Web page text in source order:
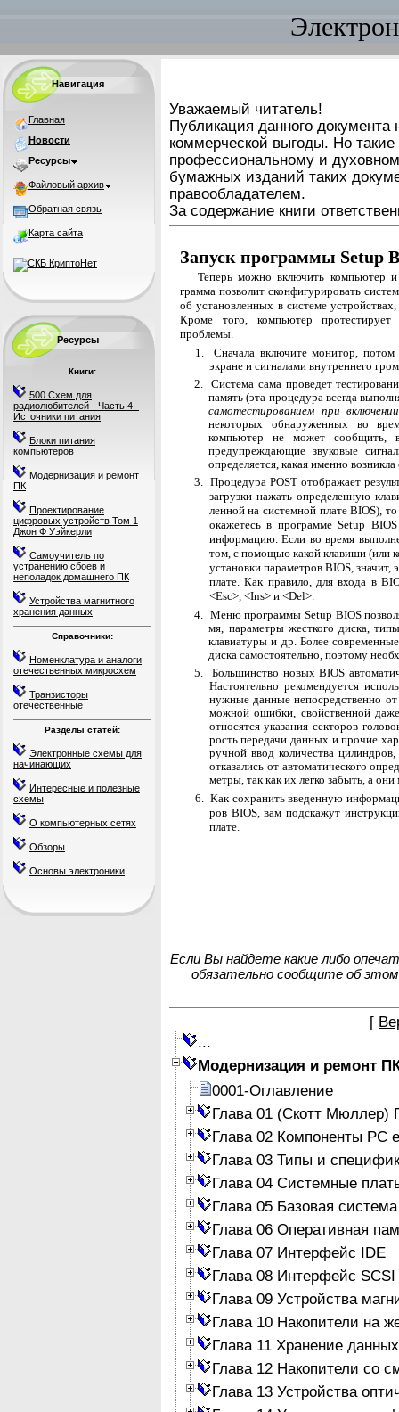
Навигация
Главная
Новости
Ресурсы
Файловый архив
Обратная связь
Карта сайта
Ресурсы
Книги:
500 Схем для
радиолюбителей - Часть 4 -
Источники питания
Блоки питания
компьютеров
Модернизация и ремонт
ПК
Проектирование
цифровых устройств Том 1
Джон Ф Уэйкерли
Самоучитель по
устранению сбоев и
неполадок домашнего ПК
Устройства магнитного
хранения данных
Справочники:
Номенклатура и аналоги
отечественных микросхем
Транзисторы
отечественные
Разделы статей:
Электронные схемы для
начинающих
Интересные и полезные
схемы
О компьютерных сетях
Обзоры
Основы электроники
Уважаемый читатель!
Публикация данного документа
коммерческой выгоды. Но
профессиональному и
бумажных изданий таких
правообладателем.
За содержание книги
Запуск программы Setup
Теперь можно включить компьютер
грамма позволит сконфигурировать
об установленных в системе
Кроме того, компьютер
проблемы.
1.
Сначала включите монитор,
экране и сигналами внутреннего
2. Система сама проведет
па­мять (эта процедура всегда
самотестированием при
некото­рых обнаруженных во
компьютер не может сообщить,
предупреждающие зву­ковые
определяется, какая именно
3. Процедура POST отображает
загрузки нажать определенную
ленной на системной плате BIOS),
окажетесь в программе Setup
информацию. Если во время
том, с помощью какой клавиши (или
установки параметров BIOS, значит,
плате. Как правило, для входа в
<Esc>, <Ins> и <Del>.
4. Меню программы Setup BIOS
мя, параметры жесткого диска,
клавиатуры и др. Более
диска самостоятельно, поэтому
5.
Большинство новых BIOS
Настоятельно рекомендуется
нужные данные непосредственно
можной ошибки, свойственной
относятся указания секторов
рость передачи данных и прочие
ручной ввод количества
отказались от автоматического
метры, так как их легко забыть, а
6.
Как сохранить введенную
ров BIOS, вам подскажут
плате.
Если Вы найдете какие либо
обязательно сообщите об
[
Модернизация и ремонт
0001-Оглавление
Глава 01 (Скотт Мюллер)
Глава 02 Компоненты PC
Глава 03 Типы и
Глава 04 Системные
Глава 05 Базовая
Глава 06 Оперативная
Глава 07 Интерфейс IDE
Глава 08 Интерфейс SCSI
Глава 09 Устройства
Глава 10 Накопители на
Глава 11 Хранение
Глава 12 Накопители со
Глава 13 Устройства